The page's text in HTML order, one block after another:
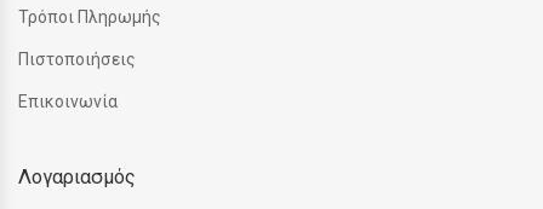
Τρόποι Πληρωμής
Πιστοποιήσεις
Επικοινωνία
Λογαριασμός